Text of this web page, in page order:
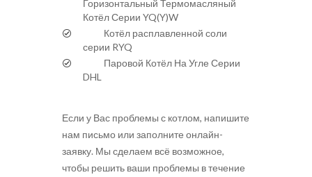
Горизонтальный Термомасляный
Котёл Серии YQ(Y)W
Котёл расплавленной соли
серии RYQ
Паровой Котёл На Угле Серии
DHL
Если у Вас проблемы с котлом, напишите
нам письмо или заполните онлайн-
заявку. Мы сделаем всё возможное,
чтобы решить ваши проблемы в течение